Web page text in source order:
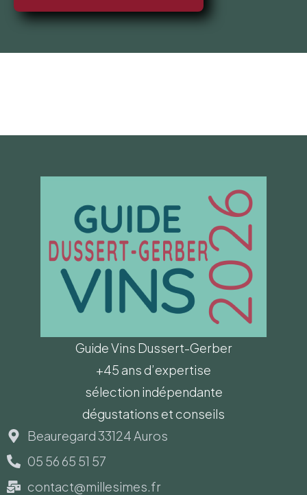
Guide Vins Dussert-Gerber
+45 ans d’expertise
sélection indépendante
dégustations et conseils
Beauregard 33124 Auros
05 56 65 51 57
contact@millesimes.fr